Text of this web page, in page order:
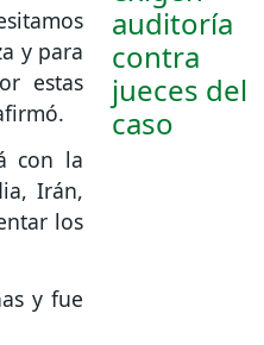
y para
estas
con la
Irán,
los
y fue